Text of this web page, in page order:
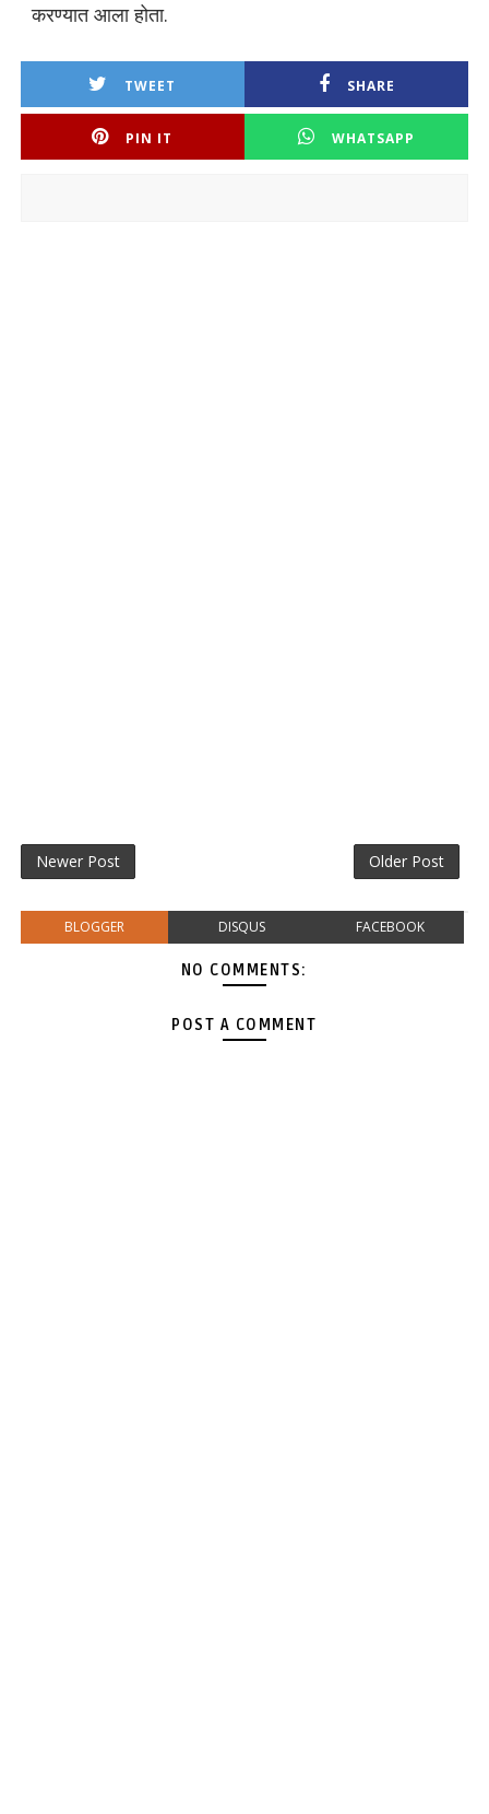
करण्यात आला होता.
TWEET SHARE
PIN IT WHATSAPP
Newer Post Older Post
BLOGGER DISQUS FACEBOOK
NO COMMENTS:
POST A COMMENT